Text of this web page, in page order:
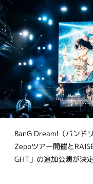
BanG Dream!（バンド
Zeppツアー開催と
GHT」の追加公演が決